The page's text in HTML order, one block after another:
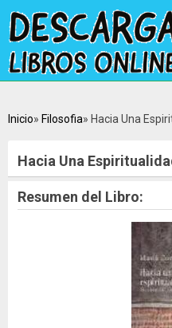
Inicio Filosofia Hacia Una
Hacia Una
Resumen del Libro: